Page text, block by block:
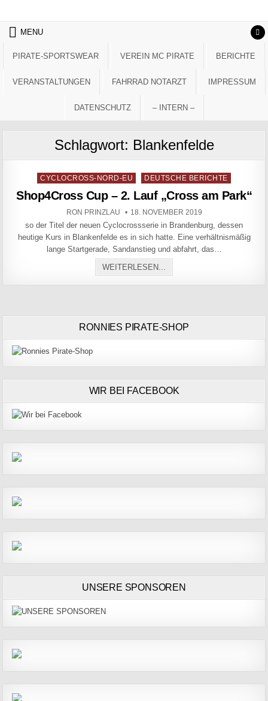
MENU
PIRATE-SPORTSWEAR VEREIN MC PIRATE BERICHTE
VERANSTALTUNGEN FAHRRAD NOTARZT IMPRESSUM
DATENSCHUTZ – INTERN –
Schlagwort: Blankenfelde
Posted in
CYCLOCROSS-NORD-EU DEUTSCHE BERICHTE
Shop4Cross Cup – 2. Lauf „Cross am Park“
AUTHOR:
RON PRINZLAU PUBLISHED DATE:
18. NOVEMBER 2019
so der Titel der neuen Cyclocrossserie in Brandenburg, dessen
heutige Kurs in Blankenfelde es in sich hatte. Eine verhältnismäßig
lange Startgerade, Sandanstieg und abfahrt, das…
WEITERLESEN...
RONNIES PIRATE-SHOP
WIR BEI FACEBOOK
UNSERE SPONSOREN